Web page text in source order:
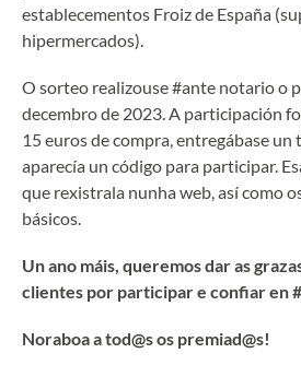
establecementos Froiz de España
hipermercados).
O sorteo realizouse #ante notario o
decembro de 2023. A participación
15 euros de compra, entregábase un
aparecía un código para participar.
que rexistrala nunha web, así como
básicos.
Un ano máis, queremos dar as
clientes por participar e confiar en
Noraboa a tod@s os premiad@s!